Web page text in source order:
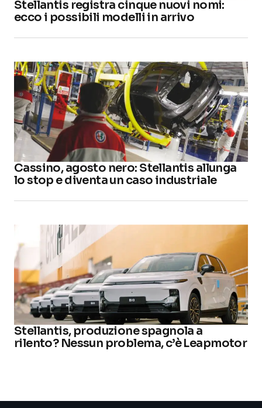
Stellantis registra cinque nuovi nomi:
ecco i possibili modelli in arrivo
Cassino, agosto nero: Stellantis allunga
lo stop e diventa un caso industriale
Stellantis, produzione spagnola a
rilento? Nessun problema, c’è Leapmotor